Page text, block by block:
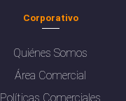
Corporativo
Quiénes Somos
Área Comercial
Políticas Comerciales